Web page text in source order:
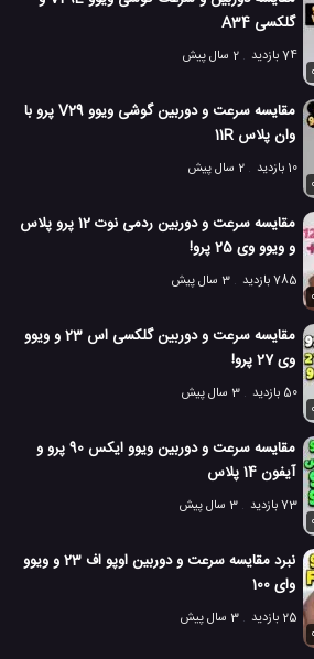
# مقایسه دوربین موبایل
بررسی تکنولوژی موبایل نقد و بررسی
گلکسی A34
74 بازدید
2 سال پیش
مقایسه سرعت و دوربین گوشی ویوو V29 پرو با
وان پلاس 11R
10 بازدید
2 سال پیش
مقایسه سرعت و دوربین ردمی نوت 12 پرو پلاس
و ویوو وی 25 پرو!
785 بازدید
3 سال پیش
مقایسه سرعت و دوربین گلکسی اس 23 و ویوو
وی 27 پرو!
50 بازدید
3 سال پیش
مقایسه سرعت و دوربین ویوو ایکس 90 پرو و
آیفون 14 پلاس
73 بازدید
3 سال پیش
نبرد مقایسه سرعت و دوربین اوپو اف 23 و ویوو
وای 100
25 بازدید
3 سال پیش